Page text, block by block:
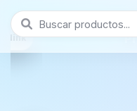
Prive